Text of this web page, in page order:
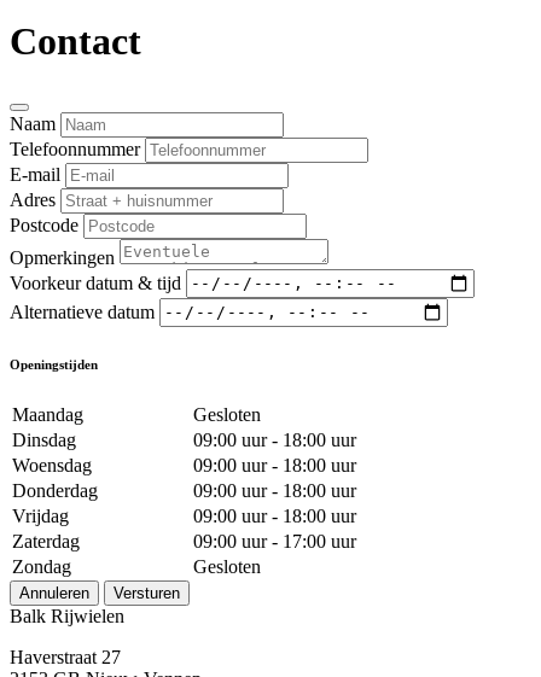
Contact
Naam
Telefoonnummer
E-mail
Adres
Postcode
Opmerkingen
Voorkeur datum & tijd
Alternatieve datum
Openingstijden
Maandag
Gesloten
Dinsdag
09:00 uur - 18:00 uur
Woensdag
09:00 uur - 18:00 uur
Donderdag
09:00 uur - 18:00 uur
Vrijdag
09:00 uur - 18:00 uur
Zaterdag
09:00 uur - 17:00 uur
Zondag
Gesloten
Annuleren Versturen
Balk Rijwielen
Haverstraat 27